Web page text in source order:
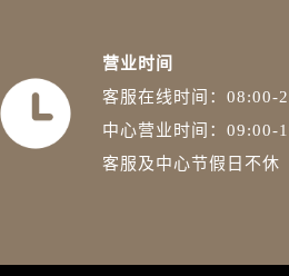
安徽省马鞍山市雨山区湖南西路百达
安徽省宿州市埇桥区人民中路百达翡
安徽省铜陵市铜官区石城大道百达翡
安徽省芜湖市镜湖区中山路步行街百
营业时间
客服在线时间：08:00-
中心营业时间：09:00-
客服及中心节假日不休